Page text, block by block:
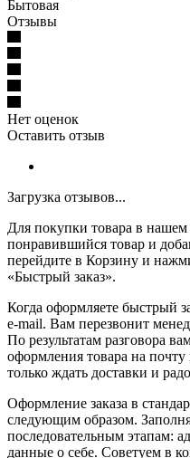
Бытовая
Отзывы
Нет оценок
Оставить отзыв
Загрузка отзывов...
Для покупки товара в
понравившийся товар и
перейдите в Корзину и
«Быстрый заказ».
Когда оформляете быстрый
e-mail. Вам перезвонит
По результатам разговора
оформления товара на
только ждать доставки и
Оформление заказа в
следующим образом.
последовательным этапам:
данные о себе. Советуем в